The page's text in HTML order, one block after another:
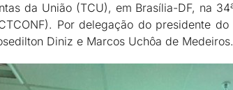
da União (TCU), em Brasília-DF, na
Por delegação do presidente
Diniz e Marcos Uchôa de Medeiros.